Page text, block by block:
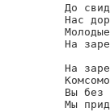
До
Нас
На
На
Вы без
Мы